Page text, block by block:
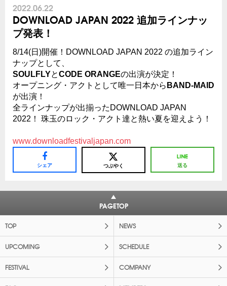
2022.06.22
DOWNLOAD JAPAN 2022 追加ラインナッ
プ発表！
8/14(日)開催！DOWNLOAD JAPAN 2022 の追加ライン
ナップとして、
SOULFLYとCODE ORANGEの出演が決定！
オープニング・アクトとして唯一日本から BAND-MAID
が出演！
全ラインナップが出揃ったDOWNLOAD JAPAN
2022！ 珠玉のロック・アクト達と熱い夏を迎えよう！
www.downloadfestivaljapan.com
シェア つぶやく 送る
PAGETOP
TOP NEWS
UPCOMING SCHEDULE
FESTIVAL COMPANY